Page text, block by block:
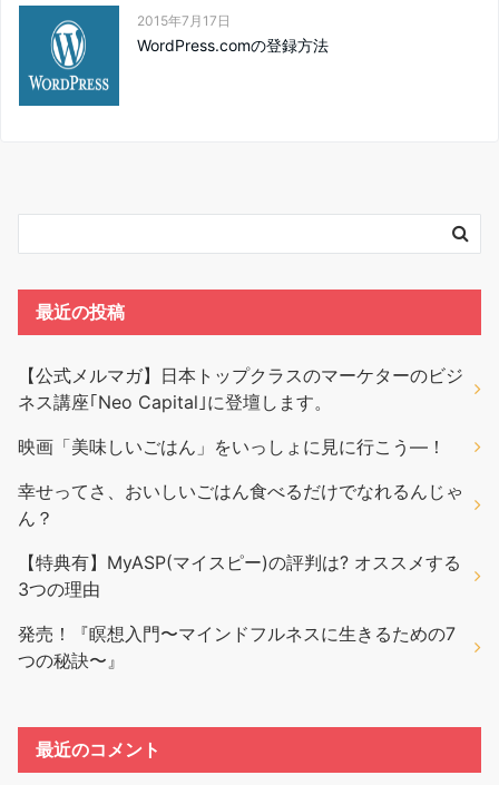
2015年7月17日
WordPress.comの登録方法
最近の投稿
【公式メルマガ】日本トップクラスのマーケターのビジ
ネス講座｢Neo Capital｣に登壇します。
映画「美味しいごはん」をいっしょに見に行こう―！
幸せってさ、おいしいごはん食べるだけでなれるんじゃ
ん？
【特典有】MyASP(マイスピー)の評判は? オススメする
3つの理由
発売！『瞑想入門〜マインドフルネスに生きるための7
つの秘訣〜』
最近のコメント